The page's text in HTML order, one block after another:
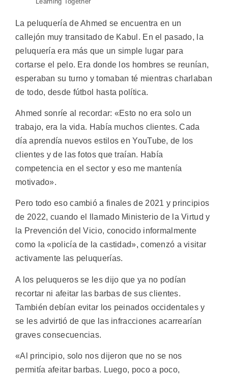
La peluquería de Ahmed se encuentra en un
callejón muy transitado de Kabul. En el pasado, la
peluquería era más que un simple lugar para
cortarse el pelo. Era donde los hombres se reunían,
esperaban su turno y tomaban té mientras charlaban
de todo, desde fútbol hasta política.
Ahmed sonríe al recordar: «Esto no era solo un
trabajo, era la vida. Había muchos clientes. Cada
día aprendía nuevos estilos en YouTube, de los
clientes y de las fotos que traían. Había
competencia en el sector y eso me mantenía
motivado».
Pero todo eso cambió a finales de 2021 y principios
de 2022, cuando el llamado Ministerio de la Virtud y
la Prevención del Vicio, conocido informalmente
como la «policía de la castidad», comenzó a visitar
activamente las peluquerías.
A los peluqueros se les dijo que ya no podían
recortar ni afeitar las barbas de sus clientes.
También debían evitar los peinados occidentales y
se les advirtió de que las infracciones acarrearían
graves consecuencias.
«Al principio, solo nos dijeron que no se nos
permitía afeitar barbas. Luego, poco a poco,